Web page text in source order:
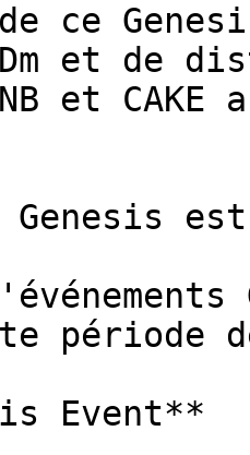
ce
et de
et
Genesis
période
Event**